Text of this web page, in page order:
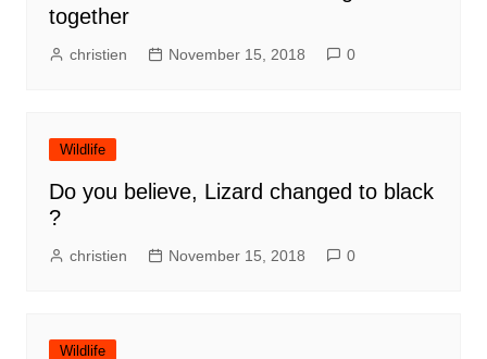
together
christien November 15, 2018 0
Wildlife
Do you believe, Lizard changed to black
?
christien November 15, 2018 0
Wildlife